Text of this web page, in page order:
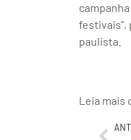
festivais”,
paulista.
Leia mais